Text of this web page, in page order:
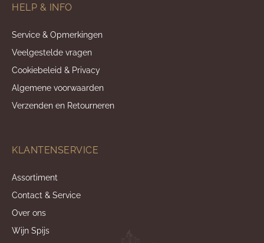
HELP & INFO
Service & Opmerkingen
Veelgestelde vragen
Cookiebeleid & Privacy
Algemene voorwaarden
Verzenden en Retourneren
KLANTENSERVICE
Assortiment
Contact & Service
Over ons
Wijn Spijs